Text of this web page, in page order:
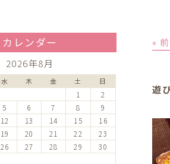
«
遊
カレンダー
2026年8月
水 木 金 土 日
1
2
5 6 7 8
9
12 13 14 15
16
19 20 21 22
23
26 27 28 29
30